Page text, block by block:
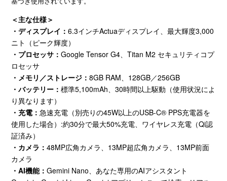
＜主な仕様＞
・ディスプレイ：6.3インチActuaディスプレイ、最大輝度3,000
ニト（ピーク輝度）
・プロセッサ：Google Tensor G4、Titan M2 セキュリティコプ
ロセッサ
・メモリ／ストレージ：8GB RAM、 128GB／256GB
・バッテリー：標準5,100mAh、30時間以上駆動（使用状況によ
り異なります）
・充電：急速充電（別売りの45W以上のUSB-C® PPS充電器を
使用した場合） :約30分で最大50%充電、ワイヤレス充電（Qi認
証済み）
・カメラ：48MP広角カメラ、 13MP超広角カメラ、 13MP前面
カメラ
・AI機能：Gemini Nano、あなた専用のAIアシスタント